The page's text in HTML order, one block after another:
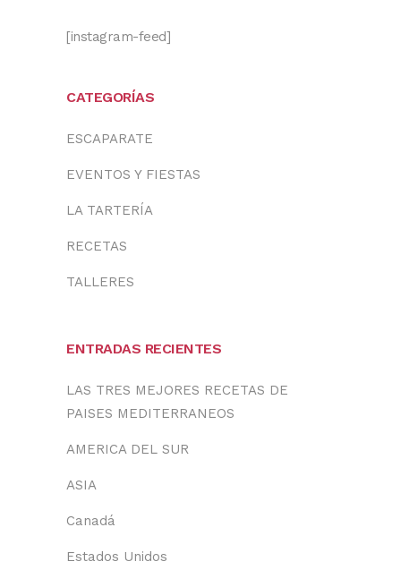
[instagram-feed]
CATEGORÍAS
ESCAPARATE
EVENTOS Y FIESTAS
LA TARTERÍA
RECETAS
TALLERES
ENTRADAS RECIENTES
LAS TRES MEJORES RECETAS DE
PAISES MEDITERRANEOS
AMERICA DEL SUR
ASIA
Canadá
Estados Unidos